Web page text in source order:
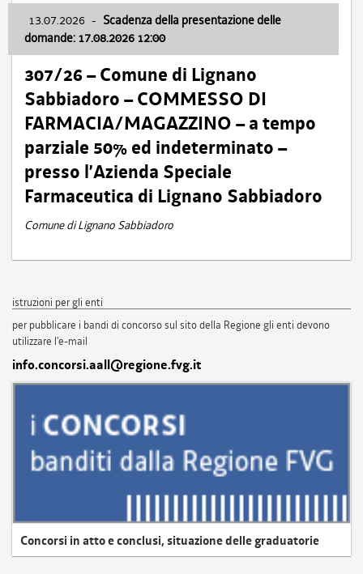
13.07.2026 - Scadenza della presentazione delle
domande: 17.08.2026 12:00
307/26 – Comune di Lignano
Sabbiadoro – COMMESSO DI
FARMACIA/MAGAZZINO – a tempo
parziale 50% ed indeterminato –
presso l’Azienda Speciale
Farmaceutica di Lignano Sabbiadoro
Comune di Lignano Sabbiadoro
istruzioni per gli enti
per pubblicare i bandi di concorso sul sito della Regione gli enti devono
utilizzare l'e-mail
info.concorsi.aall@regione.fvg.it
Concorsi in atto e conclusi, situazione delle graduatorie